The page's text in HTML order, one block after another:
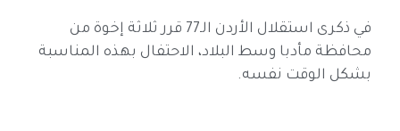
في ذكرى استقلال الأردن الـ77 قرر ثلاثة إخوة من
محافظة مأدبا وسط البلاد، الاحتفال بهذه المناسبة
بشكل الوقت نفسه.